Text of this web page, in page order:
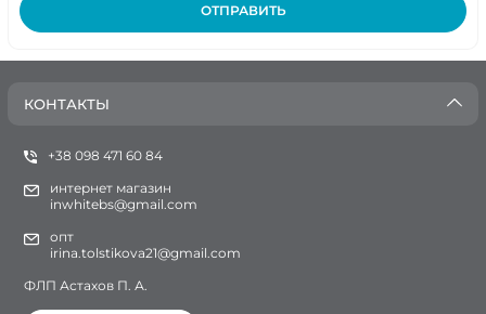
ОТПРАВИТЬ
КОНТАКТЫ
+38 098 471 60 84
интернет магазин
inwhitebs@gmail.com
опт
irina.tolstikova21@gmail.com
ФЛП Астахов П. А.